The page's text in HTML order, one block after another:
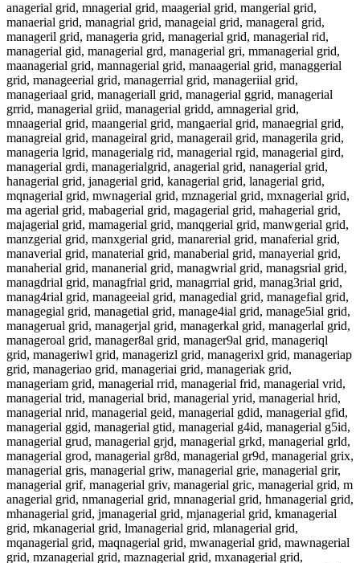
anagerial grid, mnagerial grid, maagerial grid, mangerial grid,
manaerial grid, managrial grid, manageial grid, manageral grid,
manageril grid, manageria grid, managerial grid, managerial rid,
managerial gid, managerial grd, managerial gri, mmanagerial grid,
maanagerial grid, mannagerial grid, manaagerial grid, managgerial
grid, manageerial grid, managerrial grid, manageriial grid,
manageriaal grid, manageriall grid, managerial ggrid, managerial
grrid, managerial griid, managerial gridd, amnagerial grid,
mnaagerial grid, maangerial grid, mangaerial grid, manaegrial grid,
managreial grid, manageiral grid, managerail grid, managerila grid,
manageria lgrid, managerialg rid, managerial rgid, managerial gird,
managerial grdi, managerialgrid, anagerial grid, nanagerial grid,
hanagerial grid, janagerial grid, kanagerial grid, lanagerial grid,
mqnagerial grid, mwnagerial grid, mznagerial grid, mxnagerial grid,
ma agerial grid, mabagerial grid, magagerial grid, mahagerial grid,
majagerial grid, mamagerial grid, manqgerial grid, manwgerial grid,
manzgerial grid, manxgerial grid, manarerial grid, manaferial grid,
manaverial grid, manaterial grid, manaberial grid, manayerial grid,
manaherial grid, mananerial grid, managwrial grid, managsrial grid,
managdrial grid, managfrial grid, managrrial grid, manag3rial grid,
manag4rial grid, manageeial grid, managedial grid, managefial grid,
managegial grid, managetial grid, manage4ial grid, manage5ial grid,
managerual grid, managerjal grid, managerkal grid, managerlal grid,
manageroal grid, manager8al grid, manager9al grid, manageriql
grid, manageriwl grid, managerizl grid, managerixl grid, manageriap
grid, manageriao grid, manageriai grid, manageriak grid,
manageriam grid, managerial rrid, managerial frid, managerial vrid,
managerial trid, managerial brid, managerial yrid, managerial hrid,
managerial nrid, managerial geid, managerial gdid, managerial gfid,
managerial ggid, managerial gtid, managerial g4id, managerial g5id,
managerial grud, managerial grjd, managerial grkd, managerial grld,
managerial grod, managerial gr8d, managerial gr9d, managerial grix,
managerial gris, managerial griw, managerial grie, managerial grir,
managerial grif, managerial griv, managerial gric, managerial grid, m
anagerial grid, nmanagerial grid, mnanagerial grid, hmanagerial grid,
mhanagerial grid, jmanagerial grid, mjanagerial grid, kmanagerial
grid, mkanagerial grid, lmanagerial grid, mlanagerial grid,
mqanagerial grid, maqnagerial grid, mwanagerial grid, mawnagerial
grid, mzanagerial grid, maznagerial grid, mxanagerial grid,